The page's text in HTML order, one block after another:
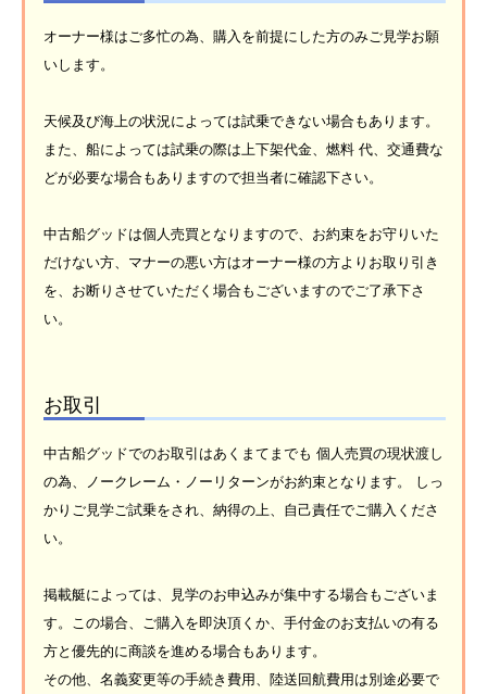
オーナー様はご多忙の為、購入を前提にした方のみご見学お願
いします。
天候及び海上の状況によっては試乗できない場合もあります。
また、船によっては試乗の際は上下架代金、燃料 代、交通費な
どが必要な場合もありますので担当者に確認下さい。
中古船グッドは個人売買となりますので、お約束をお守りいた
だけない方、マナーの悪い方はオーナー様の方よりお取り引き
を、お断りさせていただく場合もございますのでご了承下さ
い。
お取引
中古船グッドでのお取引はあくまてまでも 個人売買の現状渡し
の為、ノークレーム・ノーリターンがお約束となります。 しっ
かりご見学ご試乗をされ、納得の上、自己責任でご購入くださ
い。
掲載艇によっては、見学のお申込みが集中する場合もございま
す。この場合、ご購入を即決頂くか、手付金のお支払いの有る
方と優先的に商談を進める場合もあります。
その他、名義変更等の手続き費用、陸送回航費用は別途必要で